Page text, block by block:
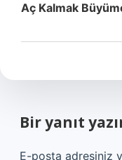
Aç Kalmak
Bir yanıt
E-posta adresiniz